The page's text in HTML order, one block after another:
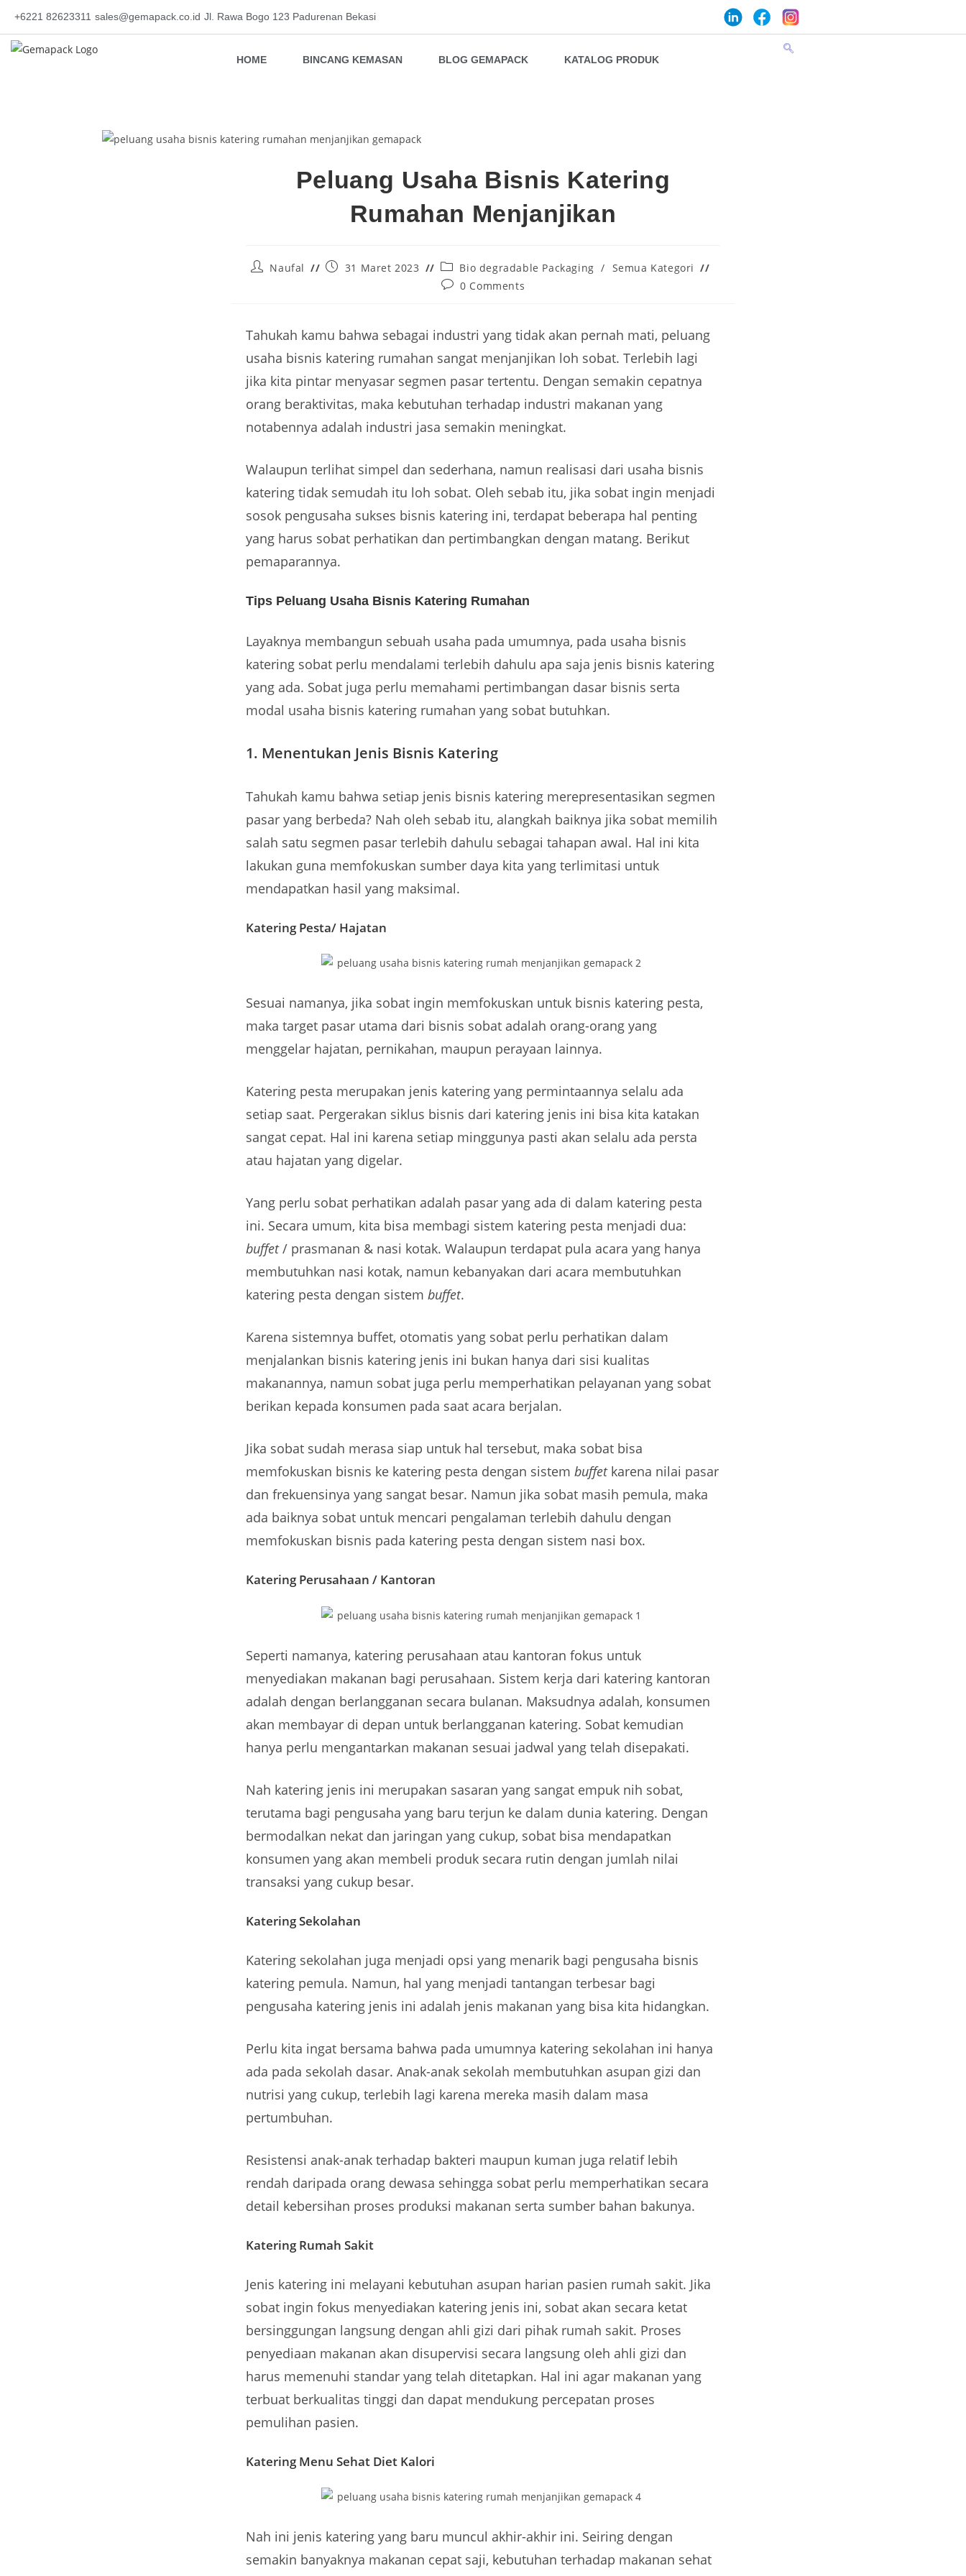
+6221 82623311 sales@gemapack.co.id Jl. Rawa Bogo 123 Padurenan Bekasi
HOME BINCANG KEMASAN BLOG GEMAPACK KATALOG PRODUK
Peluang Usaha Bisnis Katering
Rumahan Menjanjikan
Naufal 31 Maret 2023 Bio degradable Packaging / Semua Kategori
0 Comments
Tahukah kamu bahwa sebagai industri yang tidak akan pernah mati, peluang
usaha bisnis katering rumahan sangat menjanjikan loh sobat. Terlebih lagi
jika kita pintar menyasar segmen pasar tertentu. Dengan semakin cepatnya
orang beraktivitas, maka kebutuhan terhadap industri makanan yang
notabennya adalah industri jasa semakin meningkat.
Walaupun terlihat simpel dan sederhana, namun realisasi dari usaha bisnis
katering tidak semudah itu loh sobat. Oleh sebab itu, jika sobat ingin menjadi
sosok pengusaha sukses bisnis katering ini, terdapat beberapa hal penting
yang harus sobat perhatikan dan pertimbangkan dengan matang. Berikut
pemaparannya.
Tips Peluang Usaha Bisnis Katering Rumahan
Layaknya membangun sebuah usaha pada umumnya, pada usaha bisnis
katering sobat perlu mendalami terlebih dahulu apa saja jenis bisnis katering
yang ada. Sobat juga perlu memahami pertimbangan dasar bisnis serta
modal usaha bisnis katering rumahan yang sobat butuhkan.
1. Menentukan Jenis Bisnis Katering
Tahukah kamu bahwa setiap jenis bisnis katering merepresentasikan segmen
pasar yang berbeda? Nah oleh sebab itu, alangkah baiknya jika sobat memilih
salah satu segmen pasar terlebih dahulu sebagai tahapan awal. Hal ini kita
lakukan guna memfokuskan sumber daya kita yang terlimitasi untuk
mendapatkan hasil yang maksimal.
Katering Pesta/ Hajatan
Sesuai namanya, jika sobat ingin memfokuskan untuk bisnis katering pesta,
maka target pasar utama dari bisnis sobat adalah orang-orang yang
menggelar hajatan, pernikahan, maupun perayaan lainnya.
Katering pesta merupakan jenis katering yang permintaannya selalu ada
setiap saat. Pergerakan siklus bisnis dari katering jenis ini bisa kita katakan
sangat cepat. Hal ini karena setiap minggunya pasti akan selalu ada persta
atau hajatan yang digelar.
Yang perlu sobat perhatikan adalah pasar yang ada di dalam katering pesta
ini. Secara umum, kita bisa membagi sistem katering pesta menjadi dua:
buffet/ prasmanan & nasi kotak. Walaupun terdapat pula acara yang hanya
membutuhkan nasi kotak, namun kebanyakan dari acara membutuhkan
katering pesta dengan sistem buffet.
Karena sistemnya buffet, otomatis yang sobat perlu perhatikan dalam
menjalankan bisnis katering jenis ini bukan hanya dari sisi kualitas
makanannya, namun sobat juga perlu memperhatikan pelayanan yang sobat
berikan kepada konsumen pada saat acara berjalan.
Jika sobat sudah merasa siap untuk hal tersebut, maka sobat bisa
memfokuskan bisnis ke katering pesta dengan sistem buffetkarena nilai pasar
dan frekuensinya yang sangat besar. Namun jika sobat masih pemula, maka
ada baiknya sobat untuk mencari pengalaman terlebih dahulu dengan
memfokuskan bisnis pada katering pesta dengan sistem nasi box.
Katering Perusahaan / Kantoran
Seperti namanya, katering perusahaan atau kantoran fokus untuk
menyediakan makanan bagi perusahaan. Sistem kerja dari katering kantoran
adalah dengan berlangganan secara bulanan. Maksudnya adalah, konsumen
akan membayar di depan untuk berlangganan katering. Sobat kemudian
hanya perlu mengantarkan makanan sesuai jadwal yang telah disepakati.
Nah katering jenis ini merupakan sasaran yang sangat empuk nih sobat,
terutama bagi pengusaha yang baru terjun ke dalam dunia katering. Dengan
bermodalkan nekat dan jaringan yang cukup, sobat bisa mendapatkan
konsumen yang akan membeli produk secara rutin dengan jumlah nilai
transaksi yang cukup besar.
Katering Sekolahan
Katering sekolahan juga menjadi opsi yang menarik bagi pengusaha bisnis
katering pemula. Namun, hal yang menjadi tantangan terbesar bagi
pengusaha katering jenis ini adalah jenis makanan yang bisa kita hidangkan.
Perlu kita ingat bersama bahwa pada umumnya katering sekolahan ini hanya
ada pada sekolah dasar. Anak-anak sekolah membutuhkan asupan gizi dan
nutrisi yang cukup, terlebih lagi karena mereka masih dalam masa
pertumbuhan.
Resistensi anak-anak terhadap bakteri maupun kuman juga relatif lebih
rendah daripada orang dewasa sehingga sobat perlu memperhatikan secara
detail kebersihan proses produksi makanan serta sumber bahan bakunya.
Katering Rumah Sakit
Jenis katering ini melayani kebutuhan asupan harian pasien rumah sakit. Jika
sobat ingin fokus menyediakan katering jenis ini, sobat akan secara ketat
bersinggungan langsung dengan ahli gizi dari pihak rumah sakit. Proses
penyediaan makanan akan disupervisi secara langsung oleh ahli gizi dan
harus memenuhi standar yang telah ditetapkan. Hal ini agar makanan yang
terbuat berkualitas tinggi dan dapat mendukung percepatan proses
pemulihan pasien.
Katering Menu Sehat Diet Kalori
Nah ini jenis katering yang baru muncul akhir-akhir ini. Seiring dengan
semakin banyaknya makanan cepat saji, kebutuhan terhadap makanan sehat